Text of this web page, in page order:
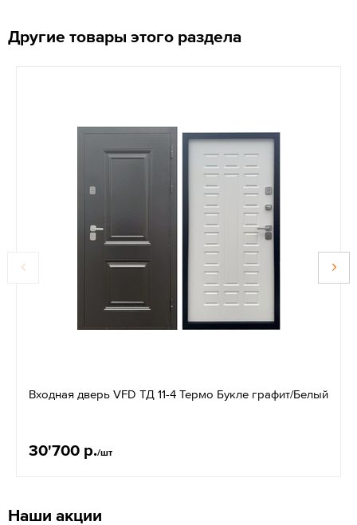
Другие товары этого раздела
Входная дверь VFD ТД 11-4 Термо Букле графит/Белый
30'700 р./шт
Наши акции